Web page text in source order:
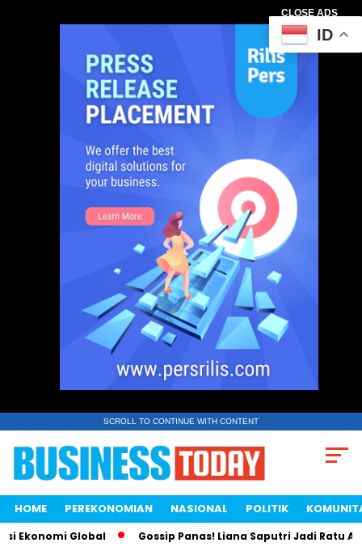
CLOSE ADS
SCROLL TO CONTINUE WITH CONTENT
HOME PEREKONOMIAN NASIONAL POLITIK
Ekonomi Global Gossip Panas! Liana Saputri Jadi Ratu
ID